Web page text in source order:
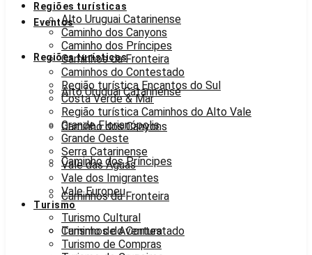
Eventos
Regiões turísticas
Alto Uruguai Catarinense
Caminho dos Canyons
Caminho dos Príncipes
Caminhos da Fronteira
Caminhos do Contestado
Regiões turísticas
Alto Uruguai Catarinense
Caminho dos Canyons
Caminho dos Príncipes
Caminhos da Fronteira
Caminhos do Contestado
Região turística Encantos do Sul
Costa Verde & Mar
Região turística Caminhos do Alto Vale
Grande Florianópolis
Grande Oeste
Serra Catarinense
Vale das Águas
Vale dos Imigrantes
Vale Europeu
Turismo
Turismo Cultural
Turismo de Aventura
Turismo de Compras